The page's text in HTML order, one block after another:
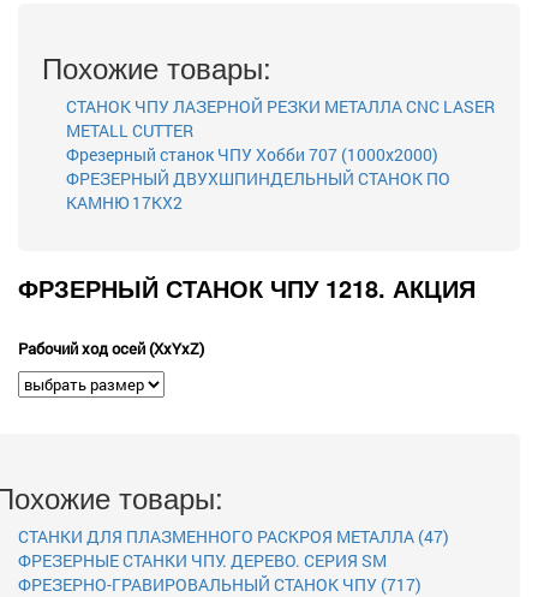
Похожие товары:
СТАНОК ЧПУ ЛАЗЕРНОЙ РЕЗКИ МЕТАЛЛА CNC LASER
METALL CUTTER
Фрезерный станок ЧПУ Хобби 707 (1000х2000)
ФРЕЗЕРНЫЙ ДВУХШПИНДЕЛЬНЫЙ СТАНОК ПО
КАМНЮ 17KX2
ФРЗЕРНЫЙ СТАНОК ЧПУ 1218. АКЦИЯ
Рабочий ход осей (XxYxZ)
товары:
СТАНКИ ДЛЯ ПЛАЗМЕННОГО РАСКРОЯ МЕТАЛЛА (47)
ФРЕЗЕРНЫЕ СТАНКИ ЧПУ. ДЕРЕВО. СЕРИЯ SM
ФРЕЗЕРНО-ГРАВИРОВАЛЬНЫЙ СТАНОК ЧПУ (717)